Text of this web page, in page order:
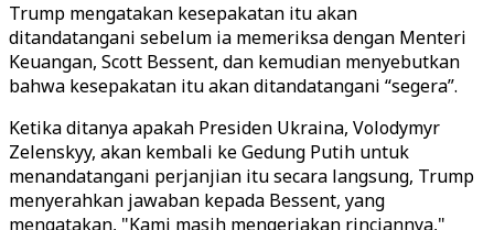
Trump mengatakan kesepakatan itu akan
ditandatangani sebelum ia memeriksa dengan Menteri
Keuangan, Scott Bessent, dan kemudian menyebutkan
bahwa kesepakatan itu akan ditandatangani “segera”.
Ketika ditanya apakah Presiden Ukraina, Volodymyr
Zelenskyy, akan kembali ke Gedung Putih untuk
menandatangani perjanjian itu secara langsung, Trump
menyerahkan jawaban kepada Bessent, yang
mengatakan, "Kami masih mengerjakan rinciannya,"